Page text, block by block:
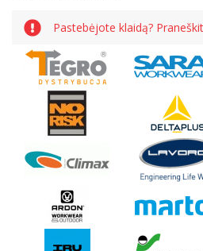
Pastebėjote klaidą?